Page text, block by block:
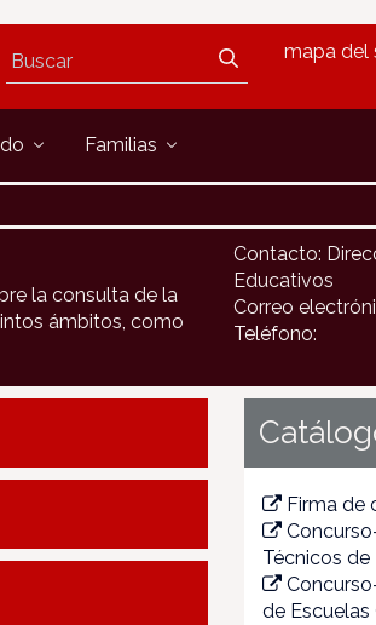
mapa del
Familias
la consulta de la
ámbitos, como
Contacto:
Educativos
Correo
Teléfono:
Firma de
Técnicos
de Escuelas